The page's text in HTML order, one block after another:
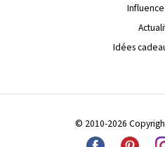
Idées
© 2010-2026